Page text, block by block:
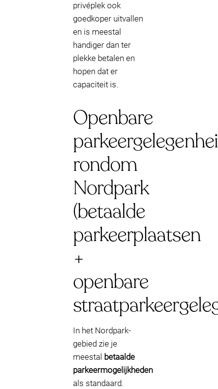
privéplek ook
goedkoper uitvallen
en is meestal
handiger dan ter
plekke betalen en
hopen dat er
capaciteit is.
Openbare
rondom
Nordpark
(betaalde
parkeerplaatsen
+
openbare
In het Nordpark-
gebied zie je
meestal betaalde
parkeermogelijkheden
als standaard.